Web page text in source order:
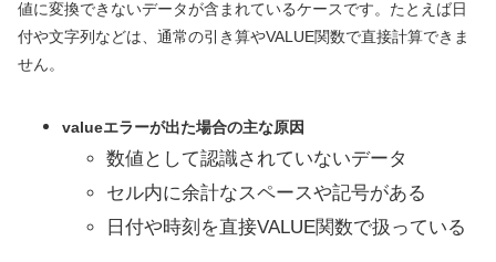
値に変換できないデータが含まれているケースです。たとえば日
付や文字列などは、通常の引き算やVALUE関数で直接計算できま
せん。
valueエラーが出た場合の主な原因
数値として認識されていないデータ
セル内に余計なスペースや記号がある
日付や時刻を直接VALUE関数で扱っている